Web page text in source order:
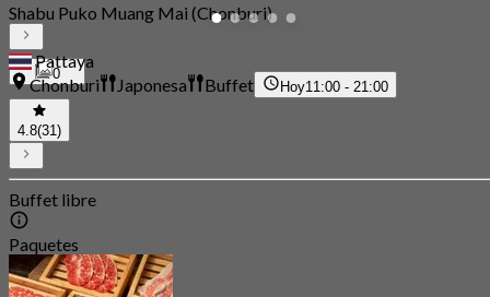
0
Shabu Puko Muang Mai (Chonburi)
Pattaya
Chonburi
Japonesa Buffet Hoy11:00 - 21:00
4.8(31)
Buffet libre
Paquetes